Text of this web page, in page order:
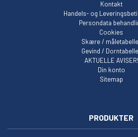
Kontakt
Handels- og
Persondata
Cookies
Skære /
Gevind /
AKTUELLE AVISER!
Din konto
Sitemap
PRODUKTER